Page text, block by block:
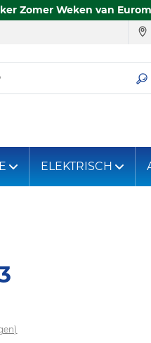
Zomer Weken van
ELEKTRISCH